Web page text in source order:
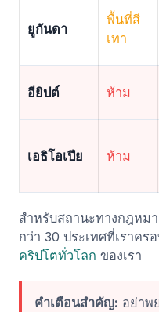
ยูกันดา
พื้นที่สี
เทา
อียิปต์ ห้าม
เอธิโอเปีย ห้าม
สำหรับสถานะทางกฎหม
กว่า 30 ประเทศที่เราคร
คริปโตทั่วโลก ของเรา
คำเตือนสำคัญ: อย่าพ